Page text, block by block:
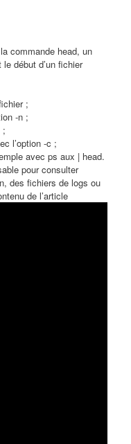
commande head, un
début d’un fichier
;
-n ;
;
l’option -c ;
avec ps aux | head.
pour consulter
des fichiers de logs ou
de l’article